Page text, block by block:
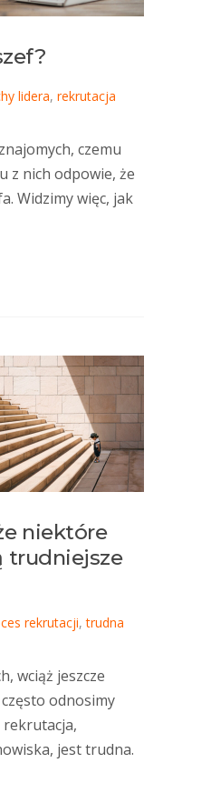
lidera, rekrutacja
czemu
z nich odpowie, że
Widzimy więc, jak
niektóre
trudniejsze
rekrutacji,trudna
wciąż jeszcze
odnosimy
rekrutacja,
jest trudna.